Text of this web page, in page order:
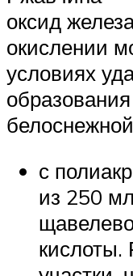
оксид
окислении
условиях
с
из 250